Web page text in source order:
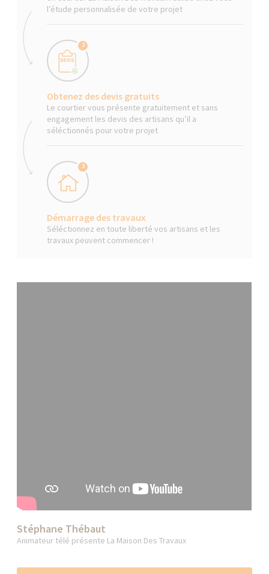
l’étude personnalisée de votre projet
2
Obtenez des devis gratuits
Le courtier vous présente gratuitement et sans
engagement les devis des artisans qu’il a
séléctionnés pour votre projet
3
Démarrage des travaux
Séléctionnez en toute liberté vos artisans et les
travaux peuvent commencer !
Stéphane Thébaut
Animateur télé présente La Maison Des Travaux